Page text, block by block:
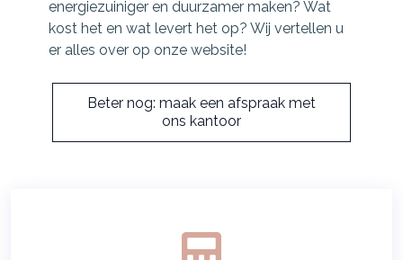
energiezuiniger en duurzamer maken? Wat
kost het en wat levert het op? Wij vertellen u
er alles over op onze website!
Beter nog: maak een afspraak met
ons kantoor